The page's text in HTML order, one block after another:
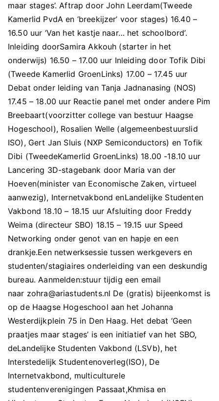
maar stages’. Aftrap door John Leerdam(Tweede
Kamerlid PvdA en ‘breekijzer’ voor stages) 16.40 –
16.50 uur ‘Van het kastje naar… het schoolbord’.
Inleiding doorSamira Akkouh (starter in het
onderwijs) 16.50 – 17.00 uur Inleiding door Tofik Dibi
(Tweede Kamerlid GroenLinks) 17.00 – 17.45 uur
Debat onder leiding van Tanja Jadnanasing (NOS)
17.45 – 18.00 uur Reactie panel met onder andere Pim
Breebaart(voorzitter college van bestuur Haagse
Hogeschool), Rosalien Welle (algemeenbestuurslid
ISO), Gert Jan Sluis (NXP Semiconductors) en Tofik
Dibi (TweedeKamerlid GroenLinks) 18.00 -18.10 uur
Lancering 3D-stagebank door Maria van der
Hoeven(minister van Economische Zaken, virtueel
aanwezig), Internetvakbond enLandelijke Studenten
Vakbond 18.10 – 18.15 uur Afsluiting door Freddy
Weima (directeur SBO) 18.15 – 19.15 uur Speed
Networking onder genot van en hapje en een
drankje.Een netwerksessie tussen werkgevers en
studenten/stagiaires onderleiding van een deskundig
bureau. Aanmelden:stuur tijdig een email
naar zohra@ariastudents.nl De (gratis) bijeenkomst is
op de Haagse Hogeschool aan het Johanna
Westerdijkplein 75 in Den Haag. Het debat ‘Geen
praatjes maar stages’ is een initiatief van het SBO,
deLandelijke Studenten Vakbond (LSVb), het
Interstedelijk Studentenoverleg(ISO), De
Internetvakbond, multiculturele
studentenverenigingen Passaat,Khmisa en